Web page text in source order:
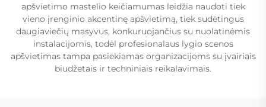
apšvietimo mastelio keičiamumas leidžia naudoti tiek
vieno įrenginio akcentinę apšvietimą, tiek sudėtingus
daugiaviečių masyvus, konkuruojančius su nuolatinėmis
instalacijomis, todėl profesionalaus lygio scenos
apšvietimas tampa pasiekiamas organizacijoms su įvairiais
biudžetais ir techniniais reikalavimais.